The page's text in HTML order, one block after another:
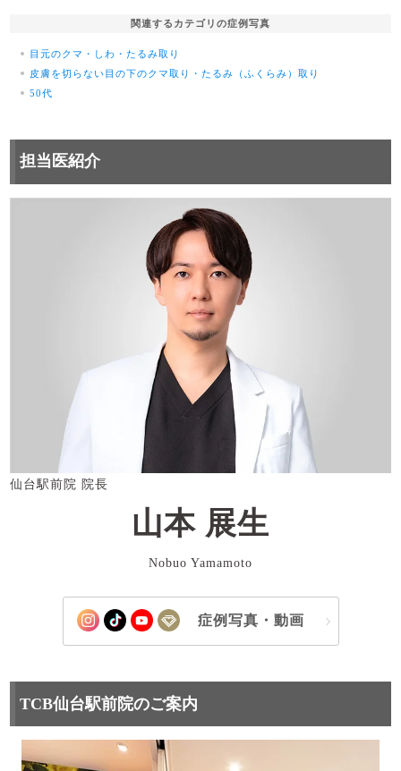
関連するカテゴリの症例写真
目元のクマ・しわ・たるみ取り
皮膚を切らない目の下のクマ取り・たるみ（ふくらみ）取り
50代
担当医紹介
仙台駅前院 院長
山本 展生
Nobuo Yamamoto
症例写真・動画
TCB仙台駅前院のご案内